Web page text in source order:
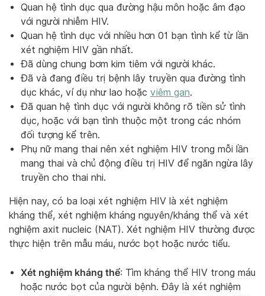
Quan hệ tình dục qua đường hậu môn hoặc âm đạo
với người nhiễm HIV.
Quan hệ tình dục với nhiều hơn 01 bạn tình kể từ lần
xét nghiệm HIV gần nhất.
Đã dùng chung bơm kim tiêm với người khác.
Đã và đang điều trị bệnh lây truyền qua đường tình
dục khác, ví dụ như lao hoặc viêm gan.
Đã quan hệ tình dục với người không rõ tiền sử tình
dục, hoặc với bạn tình thuộc một trong các nhóm
đối tượng kể trên.
Phụ nữ mang thai nên xét nghiệm HIV trong mỗi lần
mang thai và chủ động điều trị HIV để ngăn ngừa lây
truyền cho thai nhi.
Hiện nay, có ba loại xét nghiệm HIV là xét nghiệm
kháng thể, xét nghiệm kháng nguyên/kháng thể và xét
nghiệm axit nucleic (NAT). Xét nghiệm HIV thường được
thực hiện trên mẫu máu, nước bọt hoặc nước tiểu.
Xét nghiệm kháng thể: Tìm kháng thể HIV trong máu
hoặc nước bọt của người bệnh. Đây là xét nghiệm